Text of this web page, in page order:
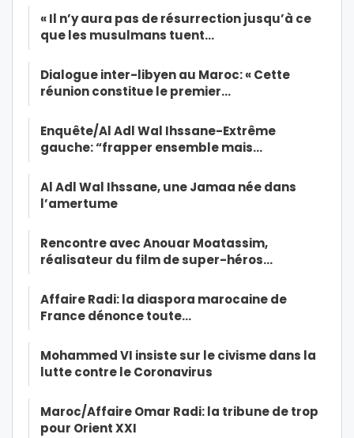
« Il n’y aura pas de résurrection jusqu’à ce
que les musulmans tuent…
Dialogue inter-libyen au Maroc: « Cette
réunion constitue le premier…
Enquête/Al Adl Wal Ihssane-Extrême
gauche: “frapper ensemble mais…
Al Adl Wal Ihssane, une Jamaa née dans
l’amertume
Rencontre avec Anouar Moatassim,
réalisateur du film de super-héros…
Affaire Radi: la diaspora marocaine de
France dénonce toute…
Mohammed VI insiste sur le civisme dans la
lutte contre le Coronavirus
Maroc/Affaire Omar Radi: la tribune de trop
pour Orient XXI